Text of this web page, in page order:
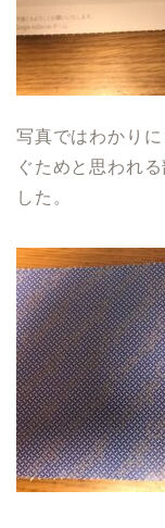
写真ではわかり
ぐためと思われ
した。